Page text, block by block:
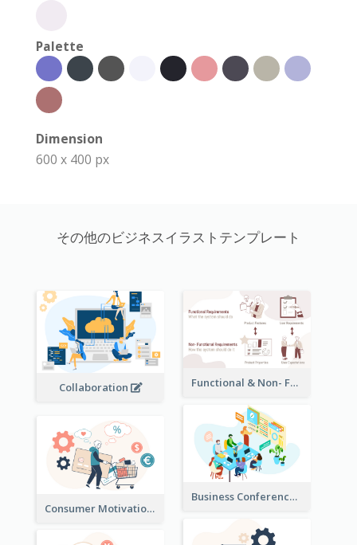
Palette
Dimension
600 x 400 px
その他のビジネスイラストテンプレート
Collaboration Functional & Non- Functional Requirements Illustration
Business Conference Illustration
Consumer Motivation Illustration